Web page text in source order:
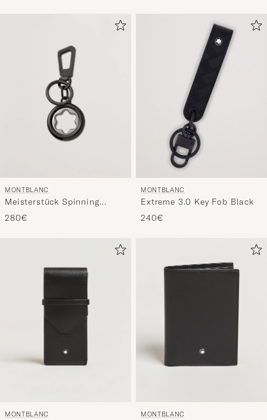
MONTBLANC
Meisterstück Spinning
Emblem Key Fob Black
280€
MONTBLANC
Extreme 3.0 Key Fob Black
240€
MONTBLANC MONTBLANC